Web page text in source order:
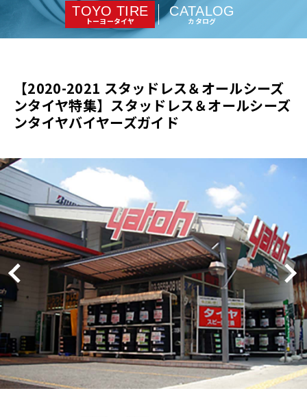
TOYO TIRE
トーヨータイヤ
CATALOG
カタログ
【2020-2021 スタッドレス＆オールシーズ
ンタイヤ特集】スタッドレス＆オールシーズ
ンタイヤバイヤーズガイド